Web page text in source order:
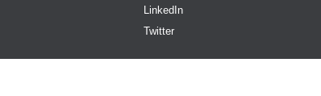
LinkedIn
Twitter